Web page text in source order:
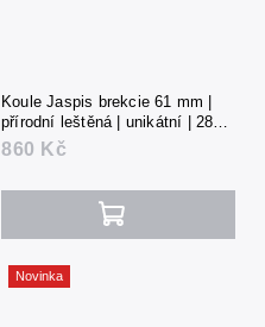
Koule Jaspis brekcie 61 mm |
přírodní leštěná | unikátní | 284 g
| Čína
860 Kč
Novinka